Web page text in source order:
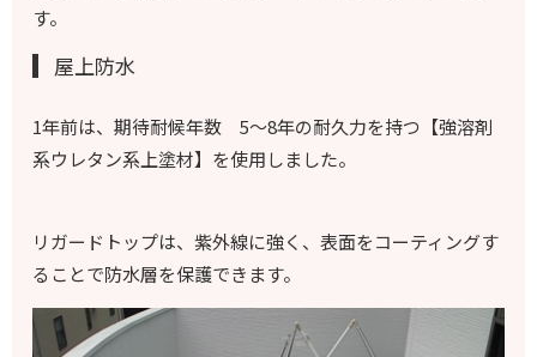
す。
屋上防水
1年前は、期待耐候年数 5～8年の耐久力を持つ【強溶剤
系ウレタン系上塗材】を使用しました。
リガードトップは、紫外線に強く、表面をコーティングす
ることで防水層を保護できます。